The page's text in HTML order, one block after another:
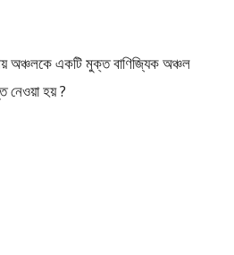
অঞ্চলকে একটি মুক্ত বাণিজ্যিক অঞ্চল
নেওয়া হয় ?